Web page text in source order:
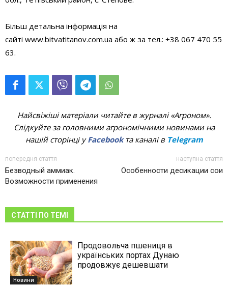
Більш детальна інформація на
сайті www.bitvatitanov.com.ua або ж за тел.: +38 067 470 55
63.
Найсвіжіші матеріали читайте в журналі «Агроном».
Слідкуйте за головними агрономічними новинами на
нашій сторінці уFacebookта каналі в Telegram
попередня стаття
Безводный аммиак.
Возможности применения
наступна стаття
Особенности десикации сои
СТАТТІ ПО ТЕМІ
Новини
Продовольча пшениця в
українських портах Дунаю
продовжує дешевшати